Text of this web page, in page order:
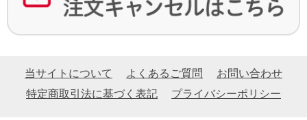
当サイトについて よくあるご質問
お問い合わせ
特定商取引法に基づく表記
プライバシーポリシー